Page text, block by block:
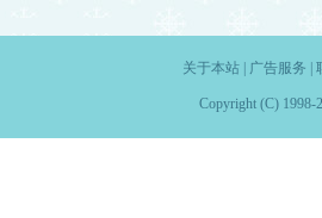
关于本站| 广告服务
Copyright (C) 1998-